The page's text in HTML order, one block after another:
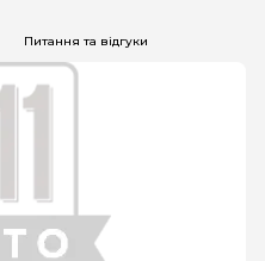
Питання та відгуки